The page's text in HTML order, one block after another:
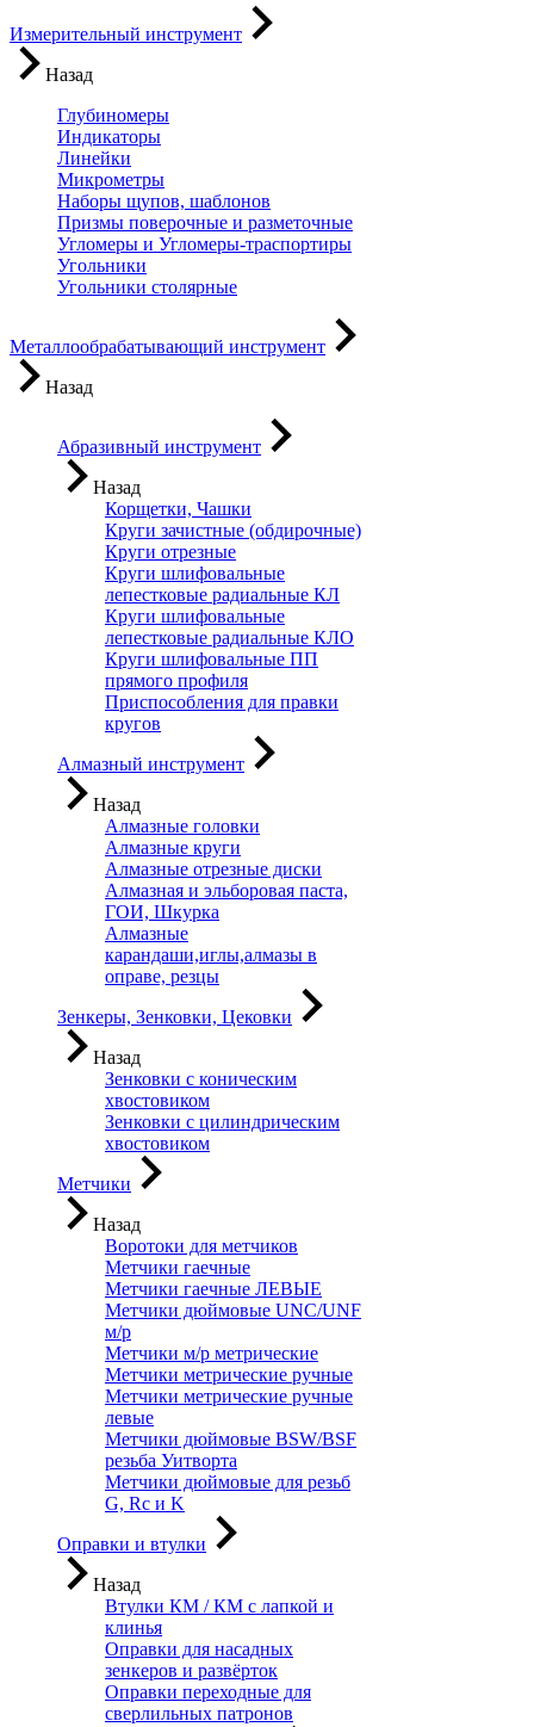
Измерительный инструмент
Назад
Глубиномеры
Индикаторы
Линейки
Микрометры
Наборы щупов, шаблонов
Призмы поверочные и разметочные
Угломеры и Угломеры-траспортиры
Угольники
Угольники столярные
Металлообрабатывающий инструмент
Назад
Абразивный инструмент
Назад
Корщетки, Чашки
Круги зачистные (обдирочные)
Круги отрезные
Круги шлифовальные
лепестковые радиальные КЛ
Круги шлифовальные
лепестковые радиальные КЛО
Круги шлифовальные ПП
прямого профиля
Приспособления для правки
кругов
Алмазный инструмент
Назад
Алмазные головки
Алмазные круги
Алмазные отрезные диски
Алмазная и эльборовая паста,
ГОИ, Шкурка
Алмазные
карандаши,иглы,алмазы в
оправе, резцы
Зенкеры, Зенковки, Цековки
Назад
Зенковки с коническим
хвостовиком
Зенковки с цилиндрическим
хвостовиком
Метчики
Назад
Воротоки для метчиков
Метчики гаечные
Метчики гаечные ЛЕВЫЕ
Метчики дюймовые UNC/UNF
м/р
Метчики м/р метрические
Метчики метрические ручные
Метчики метрические ручные
левые
Метчики дюймовые BSW/BSF
резьба Уитворта
Метчики дюймовые для резьб
G, Rc и K
Оправки и втулки
Назад
Втулки КМ / КМ с лапкой и
клинья
Оправки для насадных
зенкеров и развёрток
Оправки переходные для
сверлильных патронов